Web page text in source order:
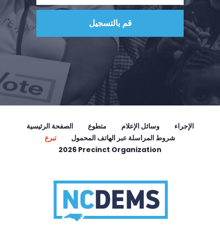
حفلتك
الإجراء
Vote
تبرع
الصفحة الرئيسية متطوع وسائل الإعلام
الإجراء
تبرع
شروط المراسلة عبر الهاتف المحمول
2026 Precinct Organization